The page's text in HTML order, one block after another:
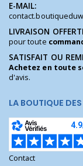
E-MAIL:
LIVRAISON
pour toute
SATISFAIT OU
Achetez en toute
d'avis.
LA BOUTIQUE
Contact